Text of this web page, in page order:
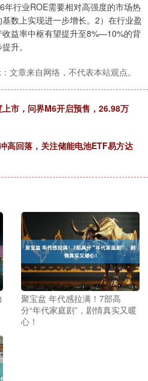
行业ROE需要相对高强度的市场热
数上实现进一步增长。2）在行业盈
益率中枢有望提升至8%—10%的背
升。
文章来自网络，不代表本站观点。
市，问界M6开启预售，26.98万
高回落，关注储能电池ETF易方达
聚宝盆 年代感拉满！7部高
分“年代家庭剧”，剧情真实又暖
心！